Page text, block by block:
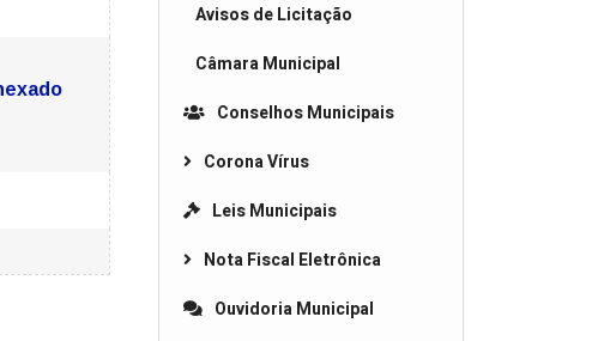
Avisos de Licitação
Câmara Municipal
Conselhos Municipais
Corona Vírus
Leis Municipais
Nota Fiscal Eletrônica
Ouvidoria Municipal